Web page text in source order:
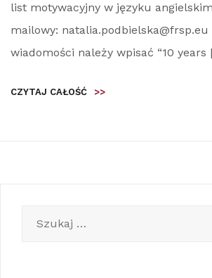
list motywacyjny w języku
mailowy:
wiadomości należy wpisać “10
CZYTAJ CAŁOŚĆ >>